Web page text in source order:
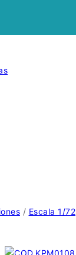
/ Escala 1/72